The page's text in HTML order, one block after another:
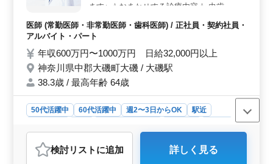
ます♪ ☆おまかせする診療内容☆ 虫歯・歯
科・審美歯科・ホワイトニング・インプラン
ト・矯正歯科 ☆特徴・設備☆ ・50代以上歓
迎 ・年間休日120日以上 ・車通勤可 ・交通
費全額支給 ・駅から徒歩5分 やり直しのな
い治療を徹底しております。 皆様からのご
医師 (常勤医師・非常勤医師・歯科医師) / 正社員・契約社員・
アルバイト・パート
年収600万円〜1000万円 日給32,000円以上
神奈川県中郡大磯町大磯 / 大磯駅
38.3歳 / 最高年齢 64歳
50代活躍中 60代活躍中 週2〜3日からOK
駅近
アルバイト・パート
おすすめポイント
検討リスト に追加 詳しく見る